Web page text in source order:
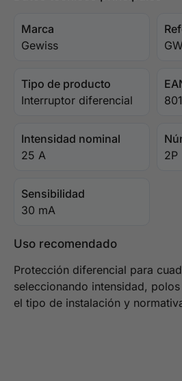
Marca
Gewiss
Tipo de producto
Interruptor diferencial
Intensidad nominal
25 A
2P
Sensibilidad
30 mA
Uso recomendado
Protección diferencial para
seleccionando intensidad,
el tipo de instalación y